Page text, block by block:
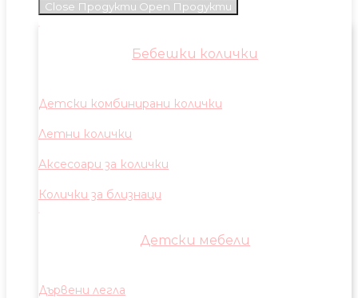
Close Продукти Open Продукти
Бебешки колички
Детски комбинирани колички
Летни колички
Аксесоари за колички
Колички за близнаци
Детски мебели
Дървени легла